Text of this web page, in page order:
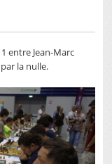
entre Jean-Marc
la nulle.